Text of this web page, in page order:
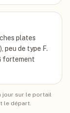
plates
peu de type F.
fortement
jour sur le portail
le départ.